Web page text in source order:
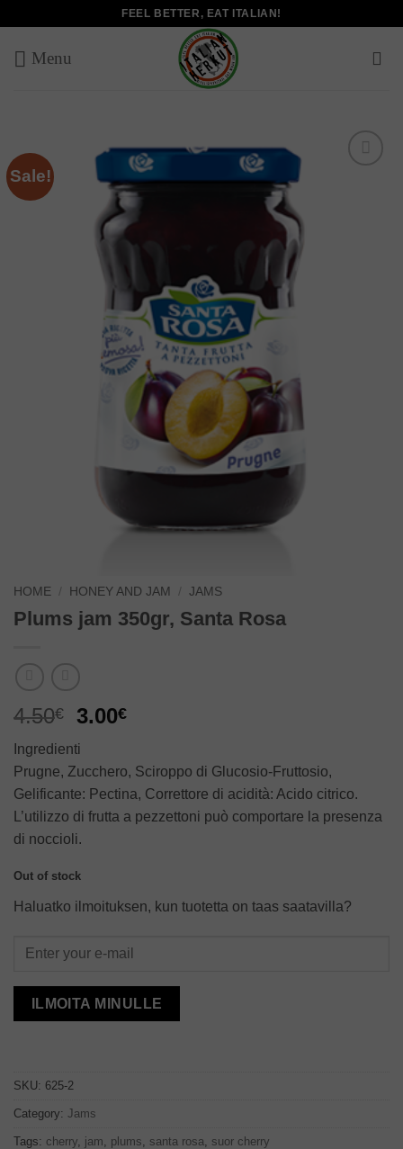
content
FEEL BETTER, EAT ITALIAN!
Sale!
HOME / HONEY AND JAM / JAMS
Plums jam 350gr, Santa Rosa
4.50€
Original
price
was:
4.50€.
3.00€Current
3.00€.
Ingredienti
Prugne, Zucchero, Sciroppo di Glucosio-Fruttosio,
Gelificante: Pectina, Correttore di acidità: Acido citrico.
L’utilizzo di frutta a pezzettoni può comportare la presenza
di noccioli.
Out of stock
Haluatko ilmoituksen, kun tuotetta on taas saatavilla?
ILMOITA MINULLE
SKU: 625-2
Category: Jams
Tags: cherry jam plums santa rosa suor cherry